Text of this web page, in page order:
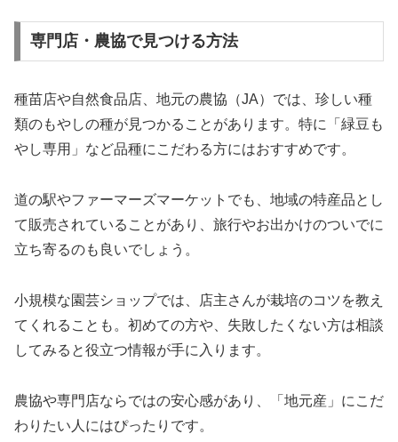
専門店・農協で見つける方法
種苗店や自然食品店、地元の農協（JA）では、珍しい種
類のもやしの種が見つかることがあります。特に「緑豆も
やし専用」など品種にこだわる方にはおすすめです。
道の駅やファーマーズマーケットでも、地域の特産品とし
て販売されていることがあり、旅行やお出かけのついでに
立ち寄るのも良いでしょう。
小規模な園芸ショップでは、店主さんが栽培のコツを教え
てくれることも。初めての方や、失敗したくない方は相談
してみると役立つ情報が手に入ります。
農協や専門店ならではの安心感があり、「地元産」にこだ
わりたい人にはぴったりです。